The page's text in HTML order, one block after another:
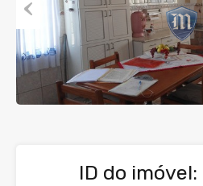
Previous
ID do imóvel: